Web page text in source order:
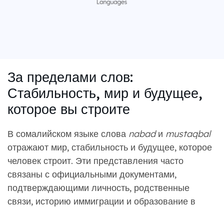
За пределами слов:
Стабильность, мир и будущее,
которое вы строите
В сомалийском языке слова nabadи mustaqbal
отражают мир, стабильность и будущее, которое
человек строит. Эти представления часто
связаны с официальными документами,
подтверждающими личность, родственные
связи, историю иммиграции и образование в